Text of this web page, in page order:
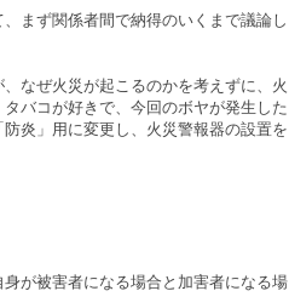
まず関係者間で納得のいくまで議論し
なぜ火災が起こるのかを考えずに、火
バコが好きで、今回のボヤが発生した
炎」用に変更し、火災警報器の設置を
が被害者になる場合と加害者になる場